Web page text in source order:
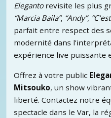
Elegantorevisite les plus
“Marcia Baila”, “Andy”,
parfait entre respect des
modernité dans
expérience live puissante
Offrez à votre public
Mitsouko, un show
liberté. Contactez notre
spectacle dans le Var, la